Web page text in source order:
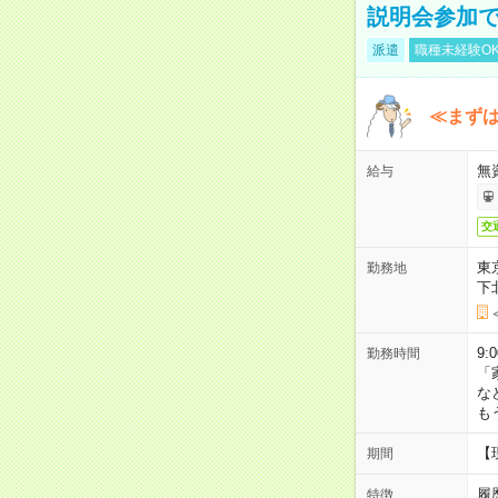
説明会参加
派遣 職種未経験
≪まず
給与 無
交
勤務地
東
下
勤務時間
な
も
期間
特徴 履